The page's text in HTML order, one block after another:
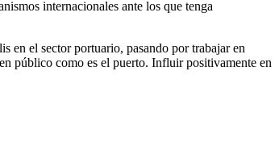
internacionales ante los que tenga
en el sector portuario, pasando por trabajar en
público como es el puerto. Influir positivamente en